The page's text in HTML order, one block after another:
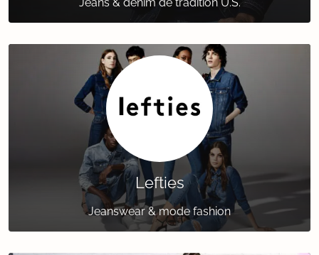
Lefties
Jeanswear & mode fashion